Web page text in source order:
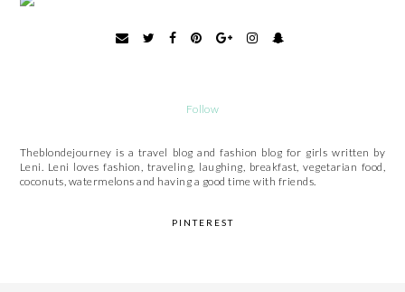
Follow
Theblondejourney is a travel blog and fashion blog for girls written by
Leni. Leni loves fashion, traveling, laughing, breakfast, vegetarian food,
coconuts, watermelons and having a good time with friends.
PINTEREST